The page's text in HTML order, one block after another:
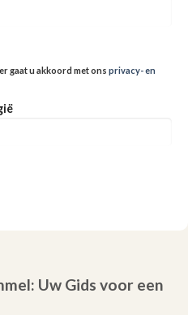
gaat u akkoord met ons privacy- en
Uw Gids voor een